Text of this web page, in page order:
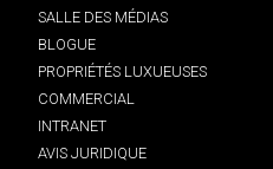
SALLE DES MÉDIAS
BLOGUE
PROPRIÉTÉS LUXUEUSES
COMMERCIAL
INTRANET
AVIS JURIDIQUE